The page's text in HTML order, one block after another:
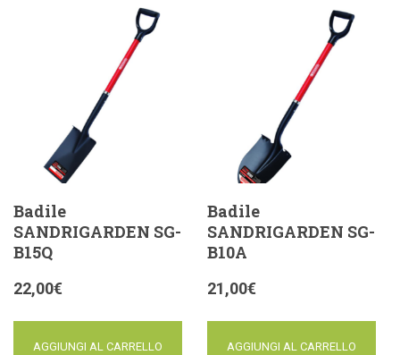
Badile
SANDRIGARDEN SG-
B15Q
22,00€
AGGIUNGI AL CARRELLO
Badile
SANDRIGARDEN SG-
B10A
21,00€
AGGIUNGI AL CARRELLO